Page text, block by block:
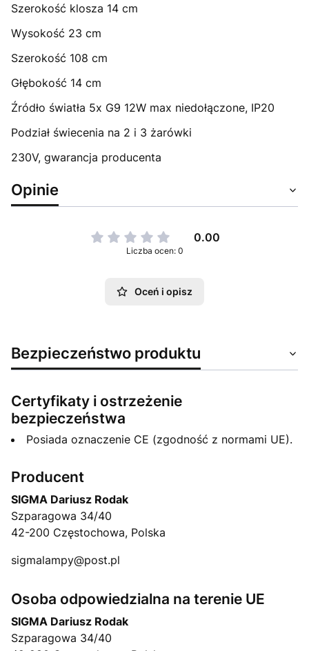
Szerokość klosza 14 cm
Wysokość 23 cm
Szerokość 108 cm
Głębokość 14 cm
Źródło światła 5x G9 12W max niedołączone, IP20
Podział świecenia na 2 i 3 żarówki
230V, gwarancja producenta
Opinie
0.00
Liczba ocen: 0
Oceń i opisz
Bezpieczeństwo produktu
Certyfikaty i ostrzeżenie
bezpieczeństwa
Posiada oznaczenie CE (zgodność z normami UE).
Producent
SIGMA Dariusz Rodak
Szparagowa 34/40
42-200 Częstochowa, Polska
sigmalampy@post.pl
Osoba odpowiedzialna na terenie UE
SIGMA Dariusz Rodak
Szparagowa 34/40